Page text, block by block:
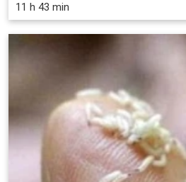
11 h 43 min